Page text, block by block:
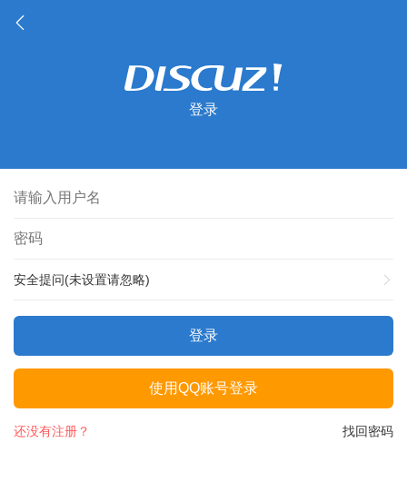
登录
安全提问(未设置请忽略)
登录
使用QQ账号登录
找回密码
还没有注册？